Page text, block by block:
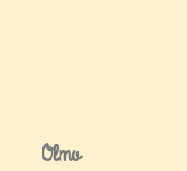
Olmo